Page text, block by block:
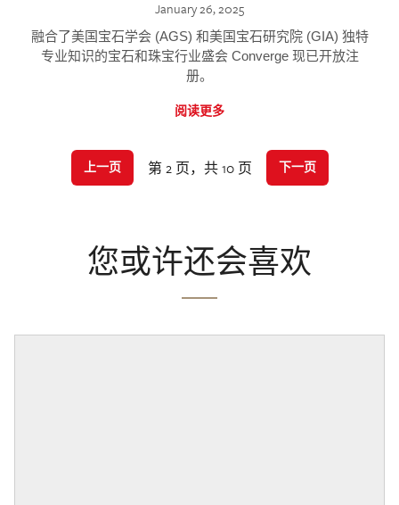
January 26, 2025
融合了美国宝石学会 (AGS) 和美国宝石研究院 (GIA) 独特
专业知识的宝石和珠宝行业盛会 Converge 现已开放注
册。
阅读更多
上一页 第 2 页，共 10 页 下一页
您或许还会喜欢